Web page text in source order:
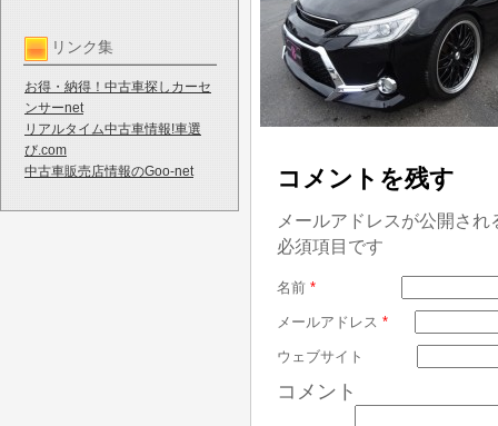
リンク集
お得・納得！中古車探しカーセ
ンサーnet
リアルタイム中古車情報!車選
び.com
中古車販売店情報のGoo-net
コメントを残す
メールアドレスが公開さ
必須項目です
名前 *
メールアドレス *
ウェブサイト
コメント